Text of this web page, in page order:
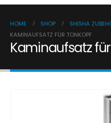
HOME SHOP SHISHA
KAMINAUFSATZ FÜR TONKOPF
Kaminaufsatz